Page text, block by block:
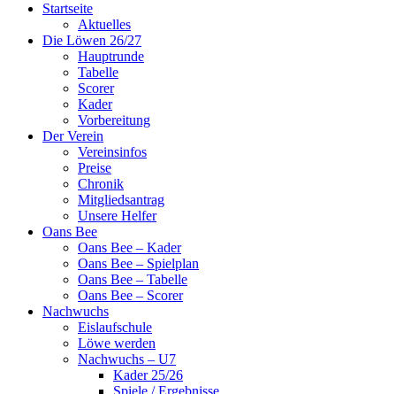
Startseite
Aktuelles
Die Löwen 26/27
Hauptrunde
Tabelle
Scorer
Kader
Vorbereitung
Der Verein
Vereinsinfos
Preise
Chronik
Mitgliedsantrag
Unsere Helfer
Oans Bee
Oans Bee – Kader
Oans Bee – Spielplan
Oans Bee – Tabelle
Oans Bee – Scorer
Nachwuchs
Eislaufschule
Löwe werden
Nachwuchs – U7
Kader 25/26
Spiele / Ergebnisse